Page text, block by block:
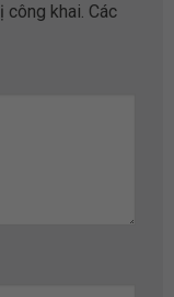
công khai. Các